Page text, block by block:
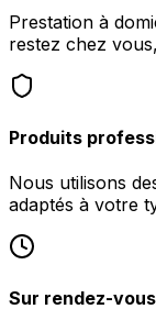
Prestation à
restez chez
Produits
Nous utilisons
adaptés à votre
Sur rendez-vous